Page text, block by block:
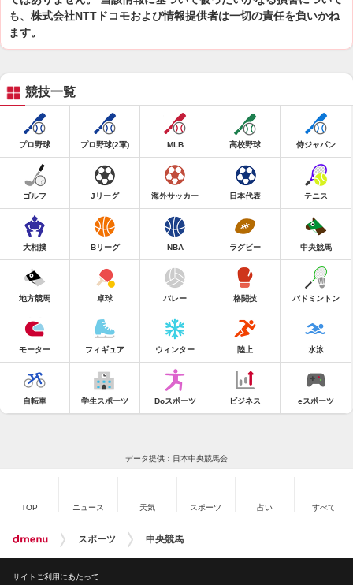
も、株式会社NTTドコモおよび情報提供者は一切の責任を負いかね
ます。
競技一覧
プロ野球 プロ野球(2軍) MLB 高校野球 侍ジャパン
ゴルフ Jリーグ 海外サッカー 日本代表 テニス
大相撲 Bリーグ NBA ラグビー 中央競馬
地方競馬 卓球 バレー 格闘技 バドミントン
モーター フィギュア ウィンター 陸上 水泳
自転車 学生スポーツ Doスポーツ ビジネス eスポーツ
データ提供：日本中央競馬会
TOP ニュース 天気 スポーツ 占い すべて
スポーツ 中央競馬
サイトご利用にあたって